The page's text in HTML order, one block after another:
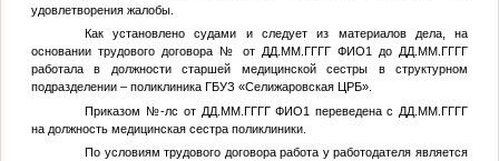
удовлетворения жалобы.
Как установлено судами и следует из материалов дела, на
основании трудового договора № от ДД.ММ.ГГГГ ФИО1 до ДД.ММ.ГГГГ
работала в должности старшей медицинской сестры в структурном
подразделении – поликлиника ГБУЗ «Селижаровская ЦРБ».
Приказом №-лс от ДД.ММ.ГГГГ ФИО1 переведена с ДД.ММ.ГГГГ
на должность медицинская сестра поликлиники.
По условиям трудового договора работа у работодателя является